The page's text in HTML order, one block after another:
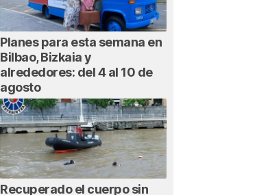
Planes para esta semana en
Bilbao, Bizkaia y
alrededores: del 4 al 10 de
agosto
Recuperado el cuerpo sin